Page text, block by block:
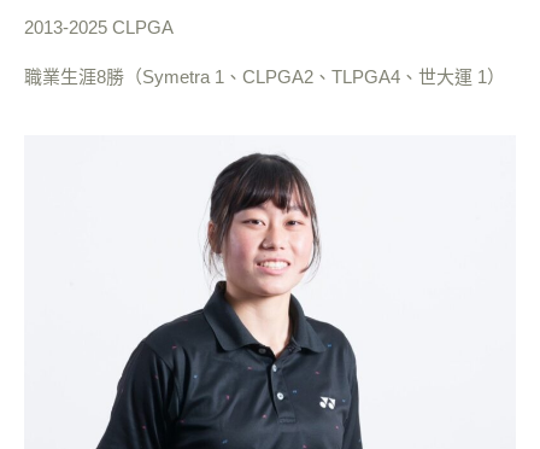
2013-2025 CLPGA
職業生涯8勝（Symetra 1、CLPGA2、TLPGA4、世大運 1）